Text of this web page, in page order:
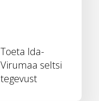
Toeta Ida-
Virumaa seltsi
tegevust